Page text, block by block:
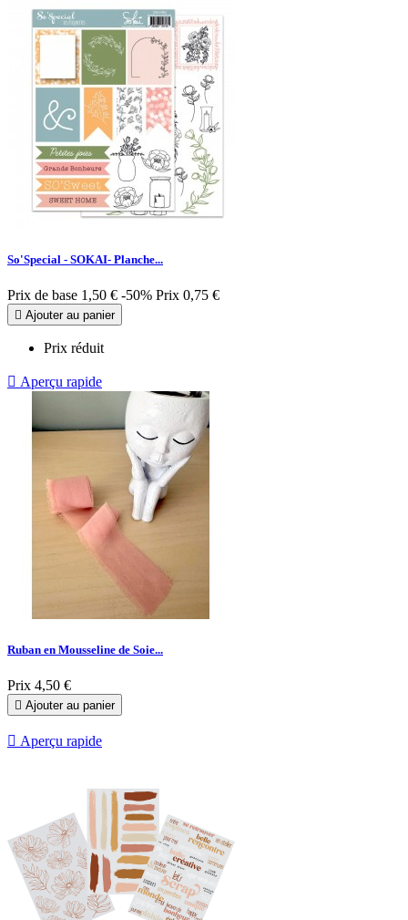
So'Special - SOKAI- Planche...
Prix de base 1,50 € -50% Prix 0,75 €
 Ajouter au panier
Prix réduit
 Aperçu rapide
Ruban en Mousseline de Soie...
Prix 4,50 €
 Ajouter au panier
 Aperçu rapide